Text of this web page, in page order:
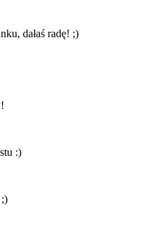
dałaś radę! ;)
:)